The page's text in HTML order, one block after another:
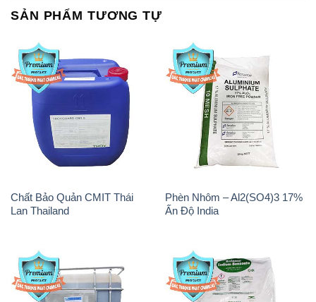
SẢN PHẨM TƯƠNG TỰ
Chất Bảo Quản CMIT Thái
Lan Thailand
Phèn Nhôm – Al2(SO4)3 17%
Ấn Độ India